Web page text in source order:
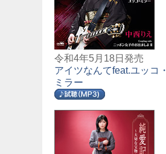
令和4年5月18日発売
アイツなんてfeat.ユッコ・
ミラー